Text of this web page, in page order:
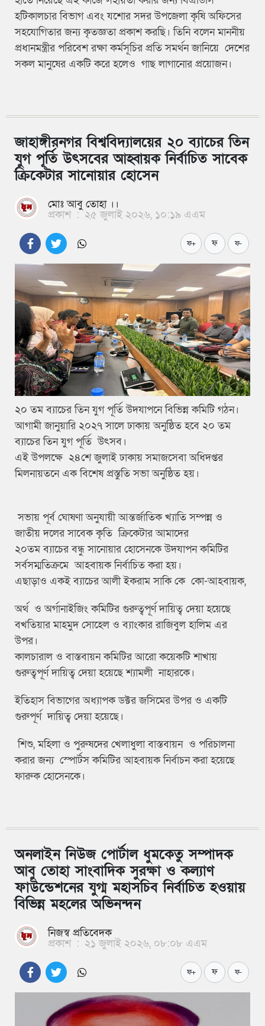
হটিকালচার বিভাগ এবং যশোর সদর উপজেলা কৃষি অফিসের
সহযোগিতার জন্য কৃতজ্ঞতা প্রকাশ করছি। তিনি বলেন মাননীয়
প্রধানমন্ত্রীর পরিবেশ রক্ষা কর্মসূচির প্রতি সমর্থন জানিয়ে দেশের
সকল মানুষের একটি করে হলেও গাছ লাগানোর প্রয়োজন।
জাহাঙ্গীরনগর বিশ্ববিদ্যালয়ের ২০ ব্যাচের তিন
যুগ পূর্তি উৎসবের আহ্বায়ক নির্বাচিত সাবেক
ক্রিকেটার সানোয়ার হোসেন
মোঃ আবু তোহা ।।
প্রকাশ : ২৫ জুলাই ২০২৬, ১০:১৯ এএম
ফ+ ফ ফ-
২০ তম ব্যাচের তিন যুগ পূর্তি উদযাপনে বিভিন্ন কমিটি গঠন।
আগামী জানুয়ারি ২০২৭ সালে ঢাকায় অনুষ্ঠিত হবে ২০ তম
ব্যাচের তিন যুগ পূর্তি উৎসব।
এই উপলক্ষে ২৪শে জুলাই ঢাকায় সমাজসেবা অধিদপ্তর
মিলনায়তনে এক বিশেষ প্রস্তুতি সভা অনুষ্ঠিত হয়।
সভায় পূর্ব ঘোষণা অনুযায়ী আন্তর্জাতিক খ্যাতি সম্পন্ন ও
জাতীয় দলের সাবেক কৃতি ক্রিকেটার আমাদের
২০তম ব্যাচের বন্ধু সানোয়ার হোসেনকে উদযাপন কমিটির
সর্বসম্মতিক্রমে আহবায়ক নির্বাচিত করা হয়।
এছাড়াও একই ব্যাচের আলী ইকরাম সাকি কে কো-আহবায়ক,
অর্থ ও অর্গানাইজিং কমিটির গুরুত্বপূর্ণ দায়িত্ব দেয়া হয়েছে
বখতিয়ার মাহমুদ সোহেল ও ব্যাংকার রাজিবুল হালিম এর
উপর।
কালচারাল ও বাস্তবায়ন কমিটির আরো কয়েকটি শাখায়
গুরুত্বপূর্ণ দায়িত্ব দেয়া হয়েছে শ্যামলী নাহারকে।
ইতিহাস বিভাগের অধ্যাপক ডক্টর জসিমের উপর ও একটি
গুরুপূর্ণ দায়িত্ব দেয়া হয়েছে।
শিশু, মহিলা ও পুরুষদের খেলাধুলা বাস্তবায়ন ও পরিচালনা
করার জন্য স্পোর্টস কমিটির আহবায়ক নির্বাচন করা হয়েছে
ফারুক হোসেনকে।
অনলাইন নিউজ পোর্টাল ধুমকেতু সম্পাদক
আবু তোহা সাংবাদিক সুরক্ষা ও কল্যাণ
ফাউন্ডেশনের যুগ্ম মহাসচিব নির্বাচিত হওয়ায়
বিভিন্ন মহলের অভিনন্দন
নিজস্ব প্রতিবেদক
প্রকাশ : ২১ জুলাই ২০২৬, ০৮:০৮ এএম
ফ+ ফ ফ-